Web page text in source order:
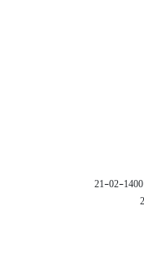
1400-02-21